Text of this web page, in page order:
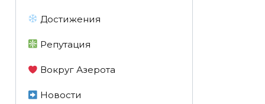
Достижения
Репутация
Вокруг Азерота
Новости